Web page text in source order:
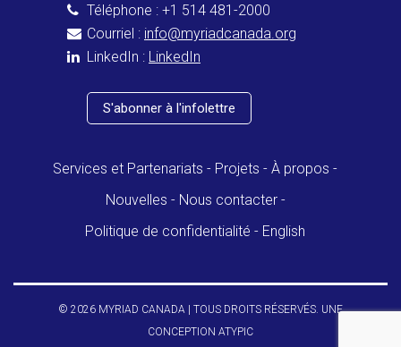
Téléphone : +1 514 481-2000
Courriel : info@myriadcanada.org
LinkedIn : LinkedIn
S'abonner à l'infolettre
Services et Partenariats Projets
À propos
Nouvelles
Nous contacter
Politique de confidentialité
English
© 2026 MYRIAD CANADA | TOUS DROITS RÉSERVÉS. UNE
CONCEPTION ATYPIC